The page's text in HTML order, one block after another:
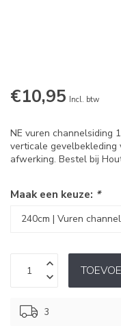
€10,95 Incl. btw
NE vuren channelsiding
verticale gevelbekleding
afwerking. Bestel bij
Maak een keuze: *
3